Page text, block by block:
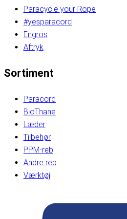
Paracycle your Rope
#yesparacord
Engros
Aftryk
Sortiment
Paracord
BioThane
Læder
Tilbehør
PPM-reb
Andre reb
Værktøj